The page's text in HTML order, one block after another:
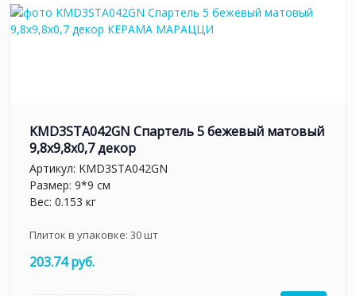
KMD3STA042GN Спартель 5 бежевый матовый
9,8x9,8x0,7 декор
Артикул: KMD3STA042GN
Размер: 9*9 см
Вес: 0.153 кг
Плиток в упаковке: 30шт
203.74 руб.